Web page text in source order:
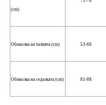
(cm)
Обиколка на талията (cm) 53-60
Обиколка на седалката (cm) 81-88